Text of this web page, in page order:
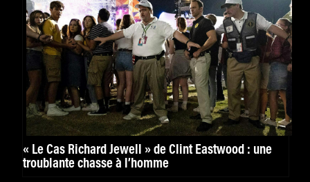
« Le Cas Richard Jewell » de Clint Eastwood : une
troublante chasse à l’homme